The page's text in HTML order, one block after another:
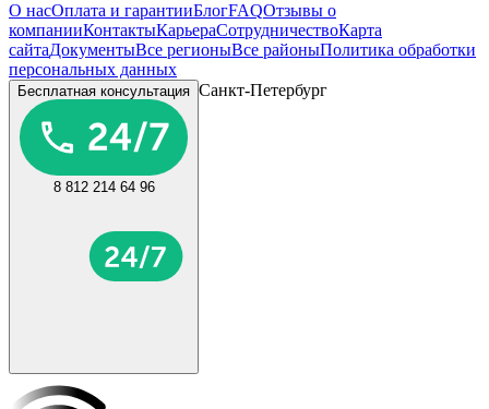
О насОплата и гарантииБлогFAQОтзывы о
компанииКонтактыКарьераСотрудничествоКарта
сайтаДокументыВсе регионыВсе районыПолитика обработки
персональных данных
Бесплатная консультация
8 812 214 64 96
Санкт-Петербург